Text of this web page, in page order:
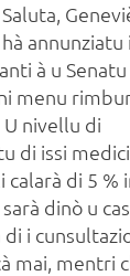
annunziatu
à u Senatu
menu
U nivellu di
di issi
calarà di 5 %
dinò u
di i
mai, mentri